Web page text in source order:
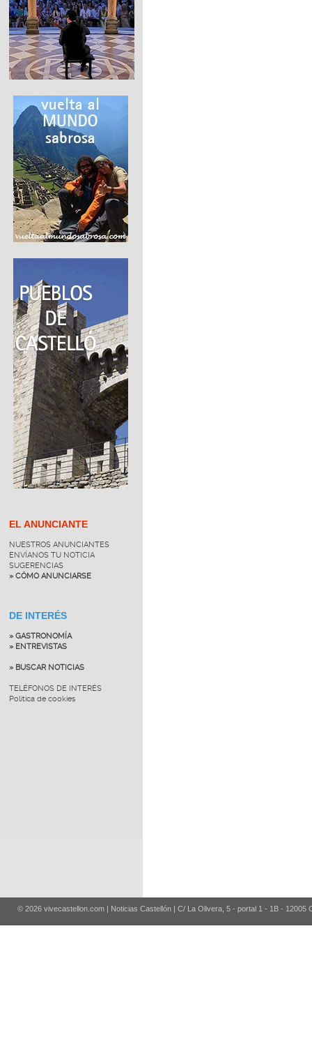
EL ANUNCIANTE
NUESTROS ANUNCIANTES
ENVÍANOS TU NOTICIA
SUGERENCIAS
» CÓMO ANUNCIARSE
DE INTERÉS
» GASTRONOMÍA
» ENTREVISTAS
» BUSCAR NOTICIAS
TELÉFONOS DE INTERÉS
Política de cookies
© 2026 vivecastellon.com | Noticias Castellón | C/ La Olivera, 5 - portal 1 - 1B - 12005